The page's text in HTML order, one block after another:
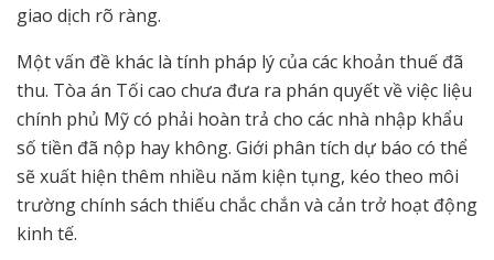
giao dịch rõ ràng.
Một vấn đề khác là tính pháp lý của các khoản thuế đã
thu. Tòa án Tối cao chưa đưa ra phán quyết về việc liệu
chính phủ Mỹ có phải hoàn trả cho các nhà nhập khẩu
số tiền đã nộp hay không. Giới phân tích dự báo có thể
sẽ xuất hiện thêm nhiều năm kiện tụng, kéo theo môi
trường chính sách thiếu chắc chắn và cản trở hoạt động
kinh tế.